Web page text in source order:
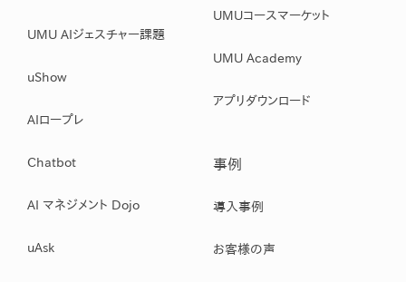
UMU AIジェスチャー課題
uShow
AIロープレ
Chatbot
AI マネジメント Dojo
uAsk
UMUコースマーケット
UMU Academy
アプリダウンロード
事例
導入事例
お客様の声